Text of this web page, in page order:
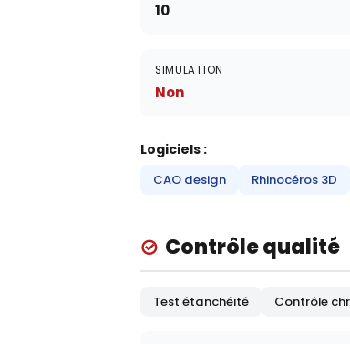
10
SIMULATION
Non
Logiciels :
CAO design Rhinocéros 3D
Contrôle qualité
Test étanchéité Contrôle